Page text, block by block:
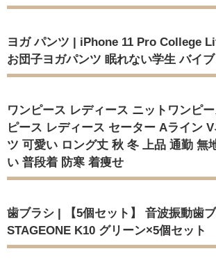
ヨガ パンツ | iPhone 11 Pro College
お団子ヨガパンツ 眠れない学生 バイ
ワンピース レディース ニットワンピ
ピース レディース セーター Aライン
ツ 可愛い ロング丈 秋 冬 上品 通勤 無
い 普段着 防寒 着痩せ
歯ブラシ | 【5個セット】 音波振動歯
STAGEONE K10 グリーン×5個セット